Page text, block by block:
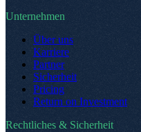
Unternehmen
Über uns
Karriere
Partner
Sicherheit
Pricing
Return on Investment
Rechtliches & Sicherheit